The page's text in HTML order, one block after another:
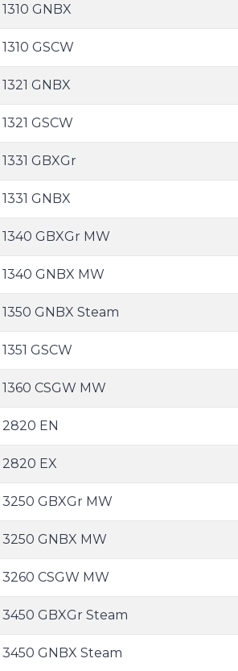
GNBX
GSCW
GNBX
GSCW
GBXGr
GNBX
GBXGr MW
GNBX MW
GNBX Steam
GSCW
CSGW MW
EN
EX
GBXGr MW
GNBX MW
CSGW MW
GBXGr Steam
GNBX Steam